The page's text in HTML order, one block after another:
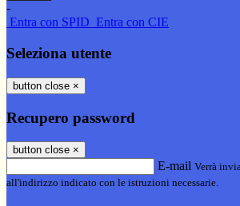
-
Entra con SPID Entra con CIE
Seleziona utente
button close ×
Recupero password
button close ×
E-mail Verrà
all'indirizzo indicato con le istruzioni necessarie.